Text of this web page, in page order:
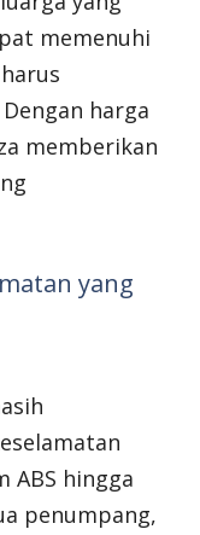
memenuhi
harga
memberikan
yang
ABS hingga
penumpang,